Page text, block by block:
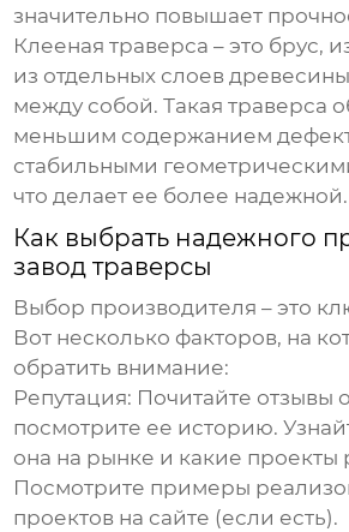
значительно повышает
Клееная траверса – это брус,
из отдельных слоев
между собой. Такая траверса
меньшим содержанием
стабильными
что делает ее более надежной.
Как выбрать надежного
завод траверсы
Выбор производителя – это
Вот несколько факторов, на
обратить внимание:
Репутация: Почитайте отзывы
посмотрите ее историю.
она на рынке и какие проекты
Посмотрите примеры
проектов на сайте (если есть).